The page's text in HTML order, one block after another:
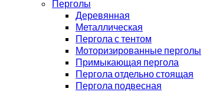
Перголы
Деревянная
Металлическая
Пергола с тентом
Моторизированные перголы
Примыкающая пергола
Пергола отдельно стоящая
Пергола подвесная